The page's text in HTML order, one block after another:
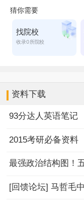
资料下载
93分达人英语笔记
2015考研必备资料
[回馈论坛] 马哲毛